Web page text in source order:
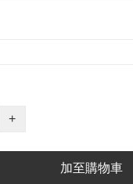
+
加至購物車